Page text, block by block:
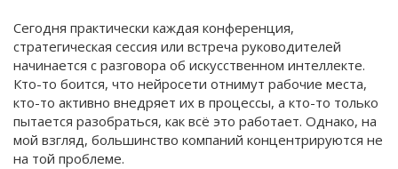
Сегодня практически каждая конференция,
стратегическая сессия или встреча руководителей
начинается с разговора об искусственном интеллекте.
Кто-то боится, что нейросети отнимут рабочие места,
кто-то активно внедряет их в процессы, а кто-то только
пытается разобраться, как всё это работает. Однако, на
мой взгляд, большинство компаний концентрируются не
на той проблеме.